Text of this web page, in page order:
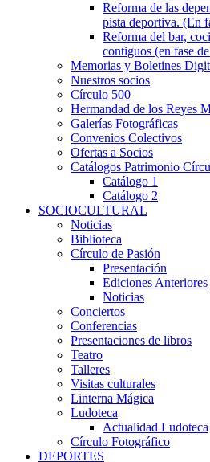
Reforma de las
pista deportiva. (En
Reforma del bar,
contiguos (en fase
Memorias y Boletines
Nuestros socios
Círculo 500
Hermandad de los Reyes
Galerías Fotográficas
Convenios Colectivos
Ofertas a Socios
Catálogos Patrimonio
Catálogo 1
Catálogo 2
SOCIOCULTURAL
Noticias
Biblioteca
Círculo de Pasión
Presentación
Ediciones Anteriores
Noticias
Conciertos
Conferencias
Presentaciones de libros
Teatro
Talleres
Visitas culturales
Linterna Mágica
Ludoteca
Actualidad Ludoteca
Círculo Fotográfico
DEPORTES